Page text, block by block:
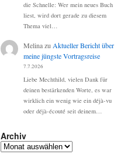
die Schnelle: Wer mein neues Buch
liest, wird dort gerade zu diesem
Thema viel…
Melinazu Aktueller Bericht über
meine jüngste Vortragsreise
7.7.2026
Liebe Mechthild, vielen Dank für
deinen bestärkenden Worte, es war
wirklich ein wenig wie ein déjà-vu
oder déjà-écouté seit deinem…
Archiv
Archiv